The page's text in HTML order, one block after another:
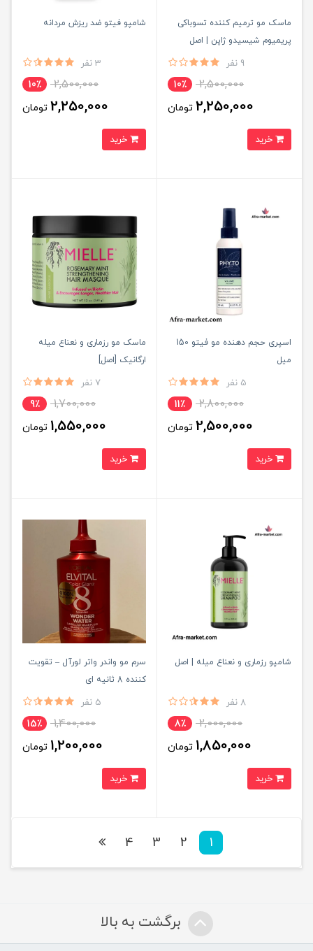
ماسک مو ترمیم کننده تسوباکی
پریمیوم شیسیدو ژاپن | اصل
9 نفر
2,500,000 10٪
2,250,000 تومان
شامپو فیتو ضد ریزش مردانه
3 نفر
2,500,000 10٪
2,250,000 تومان
اسپری حجم دهنده مو فیتو 150
میل
5 نفر
2,800,000 11٪
2,500,000 تومان
ماسک مو رزماری و نعناع میله
ارگانیک [اصل]
7 نفر
1,700,000 9٪
1,550,000 تومان
شامپو رزماری و نعناع میله | اصل
8 نفر
2,000,000 8٪
1,850,000 تومان
سرم مو واندر واتر لورآل – تقویت
کننده 8 ثانیه ای
5 نفر
1,400,000 15٪
1,200,000 تومان
1
2
3
4
برگشت به بالا